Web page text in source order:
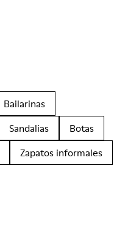
Bailarinas
Sandalias
Botas
Zapatos informales